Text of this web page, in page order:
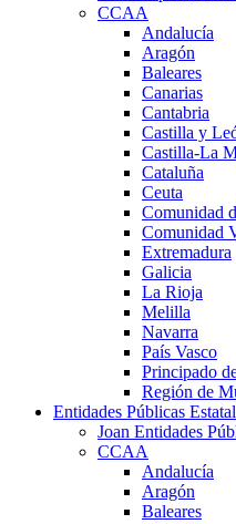
CCAA
Andalucía
Aragón
Baleares
Canarias
Cantabria
Castilla y
Castilla-La
Cataluña
Ceuta
Comunidad
Comunidad
Extremadura
Galicia
La Rioja
Melilla
Navarra
País Vasco
Principado
Región de
Entidades Públicas
Joan Entidades
CCAA
Andalucía
Aragón
Baleares